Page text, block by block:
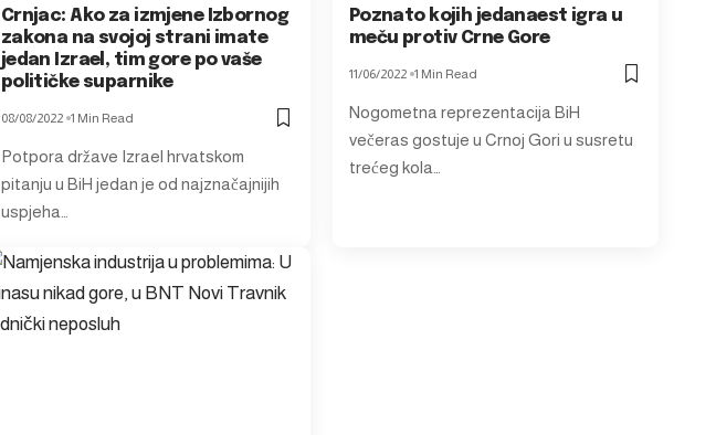
Crnjac: Ako za izmjene Izbornog
zakona na svojoj strani imate
jedan Izrael, tim gore po vaše
političke suparnike
08/08/2022 1 Min Read
Potpora države Izrael hrvatskom
pitanju u BiH jedan je od najznačajnijih
uspjeha…
Poznato kojih jedanaest igra u
meču protiv Crne Gore
11/06/2022 1 Min Read
Nogometna reprezentacija BiH
večeras gostuje u Crnoj Gori u susretu
trećeg kola…